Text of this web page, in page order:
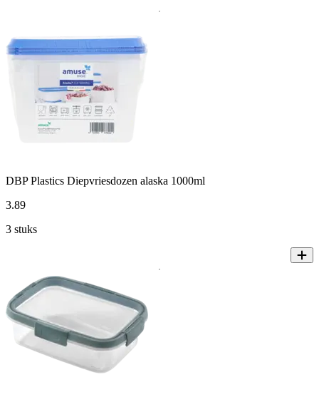
DBP Plastics Diepvriesdozen alaska 1000ml
3.89
3 stuks